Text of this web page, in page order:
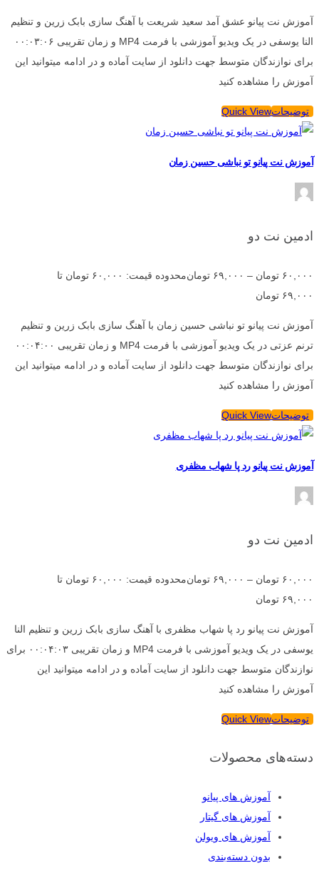
آموزش نت پیانو عشق آمد سعید شریعت با آهنگ سازی بابک زرین و تنظیم
النا یوسفی در یک ویدیو آموزشی با فرمت MP4 و زمان تقریبی ۰۰:۰۳:۰۶
برای نوازندگان متوسط جهت دانلود از سایت آماده و در ادامه میتوانید این
آموزش را مشاهده کنید
توضیحاتQuick View
آموزش نت پیانو تو نباشی حسین زمان
ادمین نت دو
۶۰,۰۰۰ تومان – ۶۹,۰۰۰ تومان
محدوده قیمت: ۶۰,۰۰۰ تومان تا
۶۹,۰۰۰ تومان
آموزش نت پیانو تو نباشی حسین زمان با آهنگ سازی بابک زرین و تنظیم
ترنم عزتی در یک ویدیو آموزشی با فرمت MP4 و زمان تقریبی ۰۰:۰۴:۰۰
برای نوازندگان متوسط جهت دانلود از سایت آماده و در ادامه میتوانید این
آموزش را مشاهده کنید
توضیحاتQuick View
آموزش نت پیانو رد پا شهاب مظفری
ادمین نت دو
۶۰,۰۰۰ تومان – ۶۹,۰۰۰ تومان
محدوده قیمت: ۶۰,۰۰۰ تومان تا
۶۹,۰۰۰ تومان
آموزش نت پیانو رد پا شهاب مظفری با آهنگ سازی بابک زرین و تنظیم النا
یوسفی در یک ویدیو آموزشی با فرمت MP4 و زمان تقریبی ۰۰:۰۴:۰۳ برای
نوازندگان متوسط جهت دانلود از سایت آماده و در ادامه میتوانید این
آموزش را مشاهده کنید
توضیحاتQuick View
دسته‌های محصولات
آموزش های پیانو
آموزش های گیتار
آموزش های ویولن
بدون دسته‌بندی